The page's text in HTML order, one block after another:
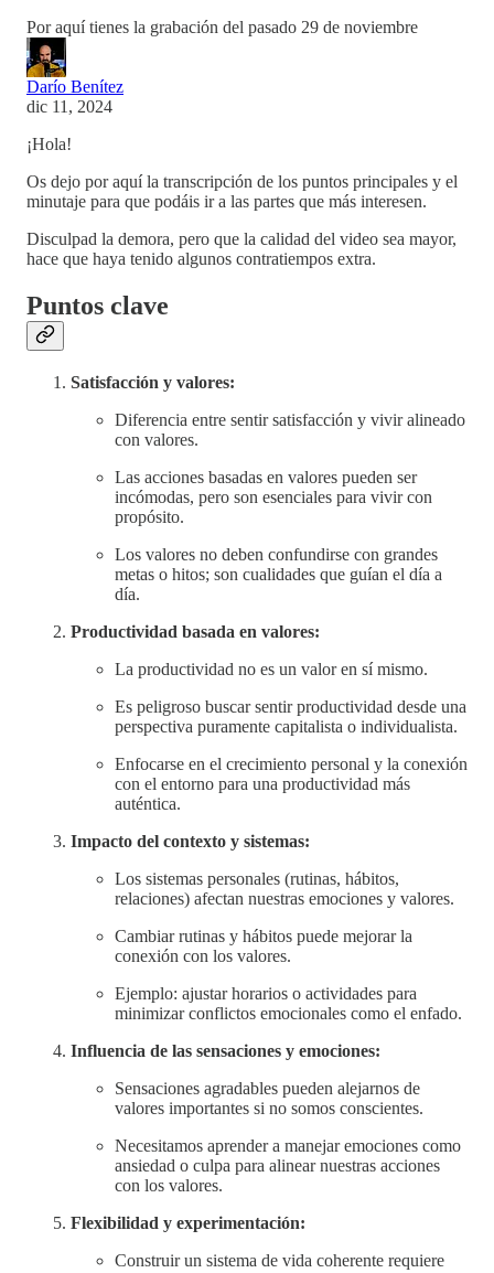
Por aquí tienes la grabación del pasado 29 de noviembre
Darío Benítez
dic 11, 2024
¡Hola!
Os dejo por aquí la transcripción de los puntos principales y el
minutaje para que podáis ir a las partes que más interesen.
Disculpad la demora, pero que la calidad del video sea mayor,
hace que haya tenido algunos contratiempos extra.
Puntos clave
Satisfacción y valores:
Diferencia entre sentir satisfacción y vivir alineado
con valores.
Las acciones basadas en valores pueden ser
incómodas, pero son esenciales para vivir con
propósito.
Los valores no deben confundirse con grandes
metas o hitos; son cualidades que guían el día a
día.
Productividad basada en valores:
La productividad no es un valor en sí mismo.
Es peligroso buscar sentir productividad desde una
perspectiva puramente capitalista o individualista.
Enfocarse en el crecimiento personal y la conexión
con el entorno para una productividad más
auténtica.
Impacto del contexto y sistemas:
Los sistemas personales (rutinas, hábitos,
relaciones) afectan nuestras emociones y valores.
Cambiar rutinas y hábitos puede mejorar la
conexión con los valores.
Ejemplo: ajustar horarios o actividades para
minimizar conflictos emocionales como el enfado.
Influencia de las sensaciones y emociones:
Sensaciones agradables pueden alejarnos de
valores importantes si no somos conscientes.
Necesitamos aprender a manejar emociones como
ansiedad o culpa para alinear nuestras acciones
con los valores.
Flexibilidad y experimentación:
Construir un sistema de vida coherente requiere